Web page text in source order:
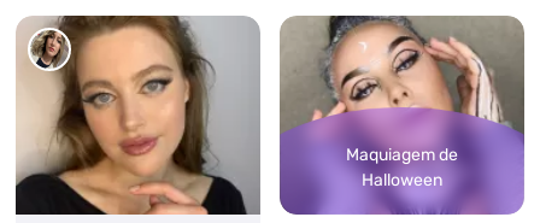
Maquiagem de
Halloween